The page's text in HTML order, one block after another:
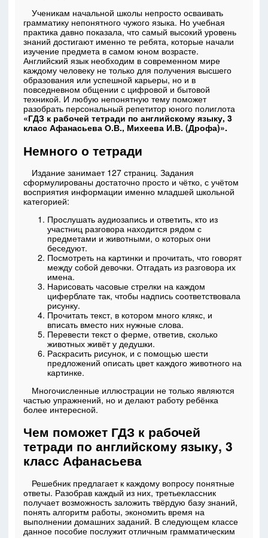
Ученикам начальной школы непросто осваивать
грамматику непонятного чужого языка. Но учебная
практика давно показала, что самый высокий уровень
знаний достигают именно те ребята, которые начали
изучение предмета в самом юном возрасте.
Английский язык необходим в современном мире
каждому человеку не только для получения высшего
образования или успешной карьеры, но и в
повседневном общении с цифровой и бытовой
техникой. И любую непонятную тему поможет
разобрать персональный репетитор юного полиглота
«ГДЗ к рабочей тетради по английскому языку, 3
класс Афанасьева О.В., Михеева И.В. (Дрофа)».
Немного о тетради
Издание занимает 127 страниц. Задания
сформулированы достаточно просто и чётко, с учётом
восприятия информации именно младшей школьной
категорией:
Прослушать аудиозапись и ответить, кто из
участниц разговора находится рядом с
предметами и животными, о которых они
беседуют.
Посмотреть на картинки и прочитать, что говорят
между собой девочки. Отгадать из разговора их
имена.
Нарисовать часовые стрелки на каждом
циферблате так, чтобы надпись соответствовала
рисунку.
Прочитать текст, в котором много клякс, и
вписать вместо них нужные слова.
Перевести текст о ферме, ответив, сколько
животных живёт у дедушки.
Раскрасить рисунок, и с помощью шести
предложений описать цвет каждого животного на
картинке.
Многочисленные иллюстрации не только являются
частью упражнений, но и делают работу ребёнка
более интересной.
Чем поможет ГДЗ к рабочей
тетради по английскому языку, 3
класс Афанасьева
Решебник предлагает к каждому вопросу понятные
ответы. Разобрав каждый из них, третьеклассник
получает возможность заложить твёрдую базу знаний,
понять алгоритм работы, экономить время на
выполнении домашних заданий. В следующем классе
данное пособие послужит отличным грамматическим